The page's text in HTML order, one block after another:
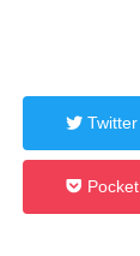
Twitter
Pocket